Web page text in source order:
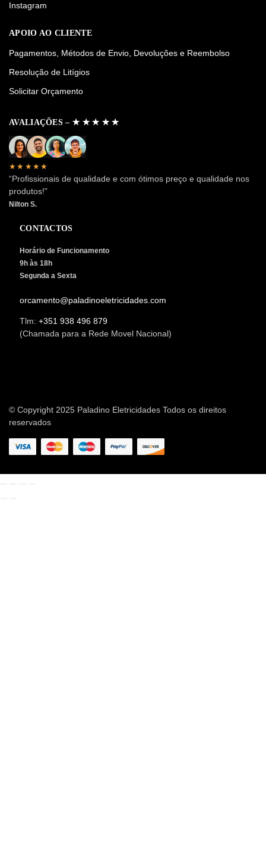
Instagram
APOIO AO CLIENTE
Pagamentos, Métodos de Envio, Devoluções e Reembolso
Resolução de Litígios
Solicitar Orçamento
AVALIAÇÕES – ✭ ✭ ✭ ✭ ✭
★★★★★
“Profissionais de qualidade e com ótimos preço e qualidade nos
produtos!”
Nilton S.
CONTACTOS
Horário de Funcionamento
9h às 18h
Segunda a Sexta
orcamento@paladinoeletricidades.com
Tlm: +351 938 496 879
(Chamada para a Rede Movel Nacional)
© Copyright 2025 Paladino Eletricidades Todos os direitos
reservados